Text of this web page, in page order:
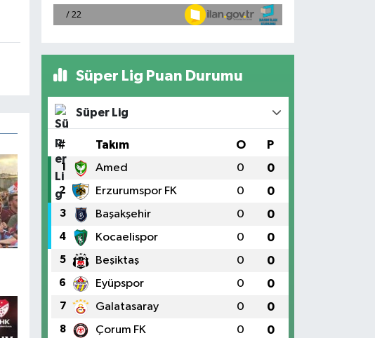
Süper Lig Puan Durumu
Süper Lig
# Takım O P
1 Amed 0 0
2 Erzurumspor FK 0 0
3 Başakşehir 0 0
4 Kocaelispor 0 0
5 Beşiktaş 0 0
6 Eyüpspor 0 0
7 Galatasaray 0 0
8 Çorum FK 0 0